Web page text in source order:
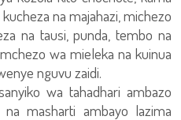
na majahazi, michezo
na tausi, punda, tembo na
wa mieleka na kuinua
nguvu zaidi.
wa tahadhari ambazo
na masharti ambayo lazima